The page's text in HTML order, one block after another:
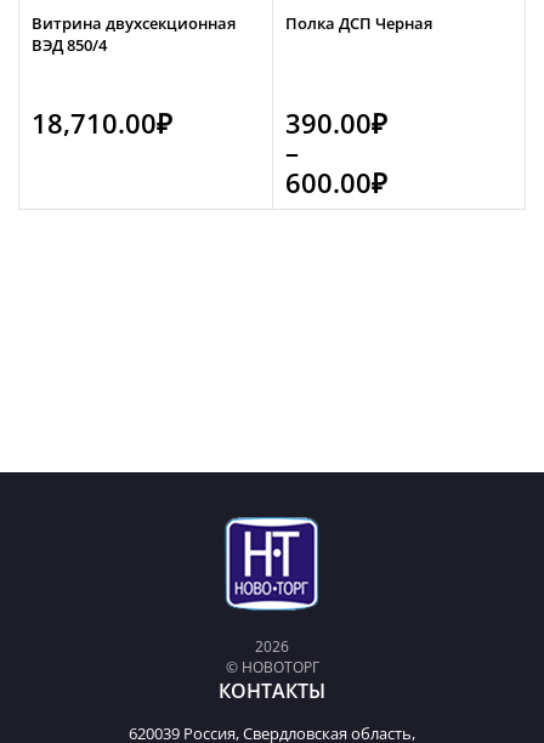
Витрина двухсекционная
ВЭД 850/4
18,710.00₽
Полка ДСП Черная
390.00₽
–
600.00₽
2026
© НОВОТОРГ
КОНТАКТЫ
620039 Россия, Свердловская область,